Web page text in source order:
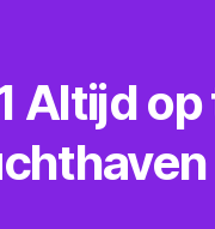
Altijd